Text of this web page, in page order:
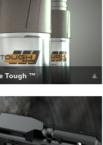
Tough ™
la vida útil y el